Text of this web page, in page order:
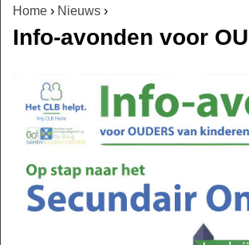
U bent hier
Home › Nieuws ›
Info-avonden voor